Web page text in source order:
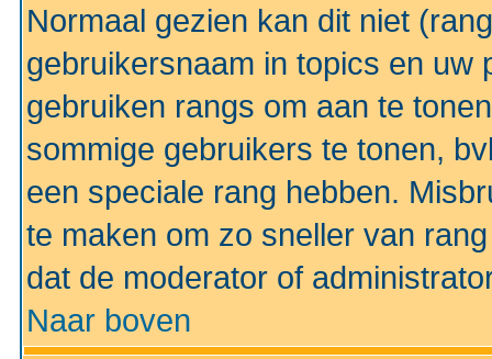
Normaal gezien kan dit niet
gebruikersnaam in topics en uw
gebruiken rangs om aan te
sommige gebruikers te tonen,
een speciale rang hebben.
te maken om zo sneller van
dat de moderator of
Naar boven